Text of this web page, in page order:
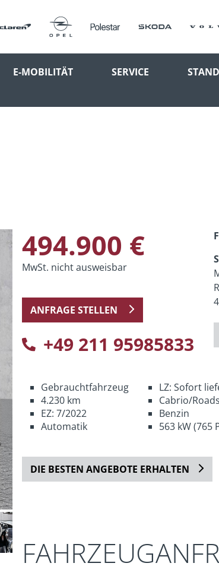
E-MOBILITÄT SERVICE
494.900 €
MwSt. nicht ausweisbar
ANFRAGE STELLEN
+49 211 95985833
Gebrauchtfahrzeug
4.230 km
EZ: 7/2022
Automatik
LZ: Sofort
Cabrio/
Benzin
563 kW (765
DIE BESTEN ANGEBOTE ERHALTEN